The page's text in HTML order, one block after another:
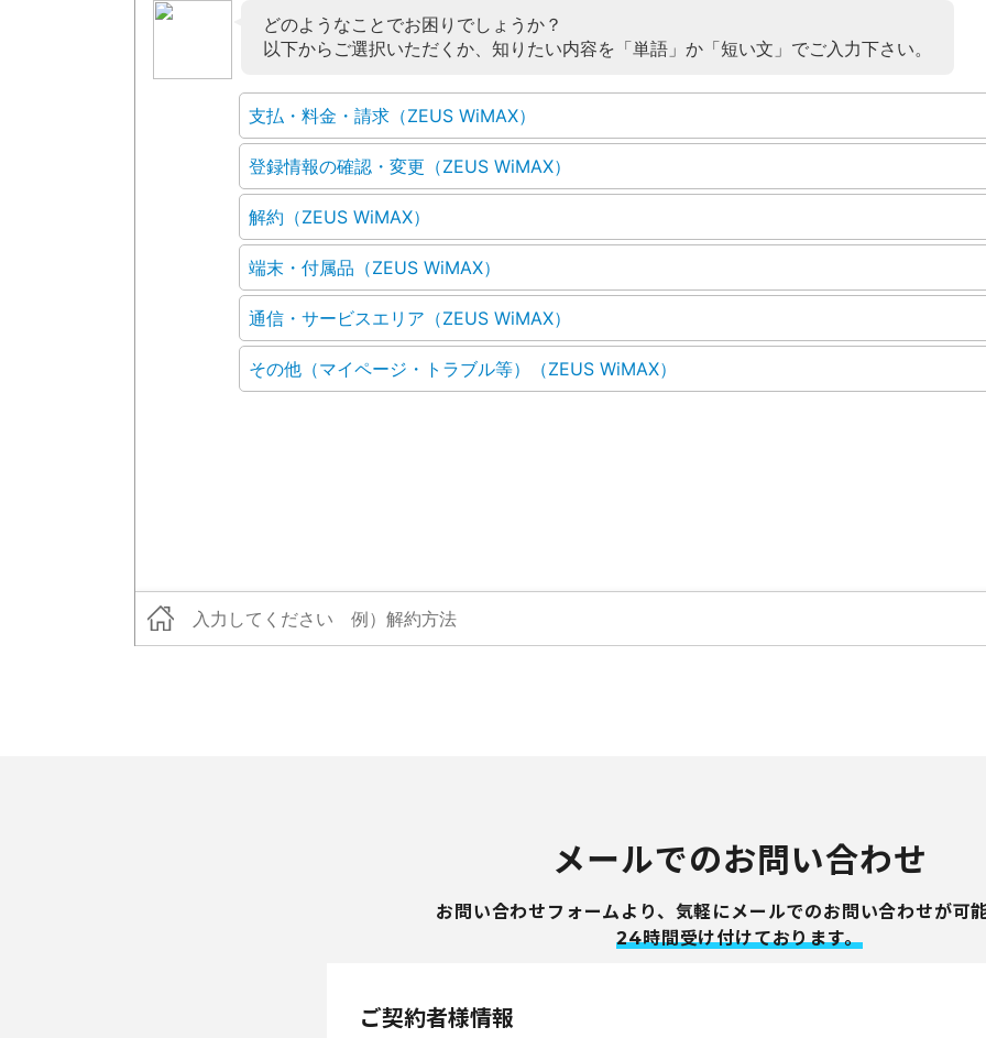
メールでのお問い合わせ
お問い合わせフォームより、気軽にメールでのお問い合わせが可
24時間受け付けております。
ご契約者様情報